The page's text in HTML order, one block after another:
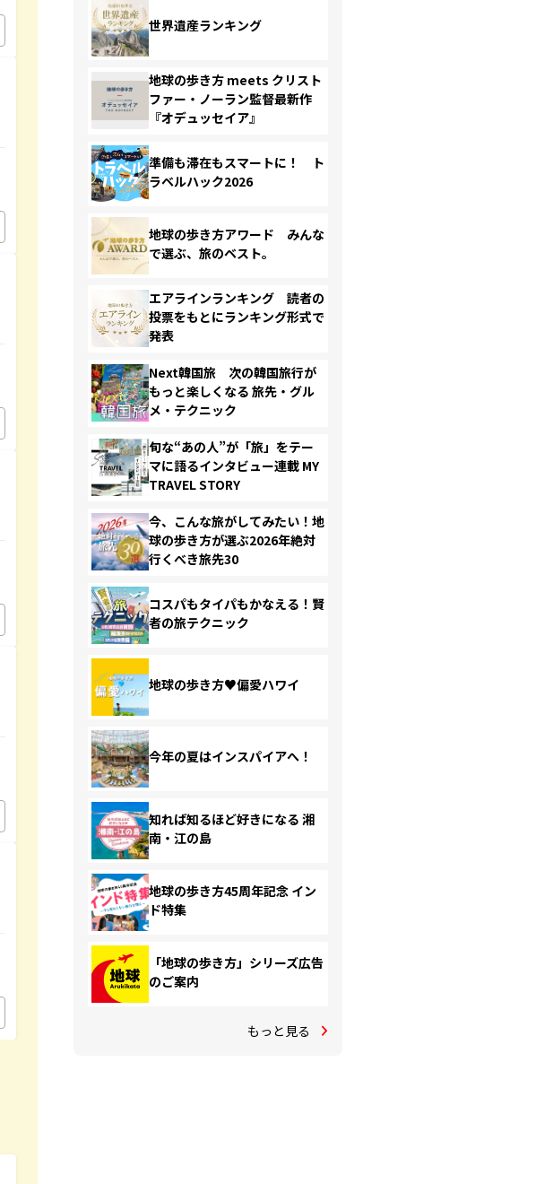
世界遺産ランキング
地球の歩き方 meets クリスト
ファー・ノーラン監督最新作
『オデュッセイア』
準備も滞在もスマートに！ ト
ラベルハック2026
地球の歩き方アワード みんな
で選ぶ、旅のベスト。
エアラインランキング 読者の
投票をもとにランキング形式で
発表
Next韓国旅 次の韓国旅行が
もっと楽しくなる 旅先・グル
メ・テクニック
旬な“あの人”が「旅」をテー
マに語るインタビュー連載 MY
TRAVEL STORY
今、こんな旅がしてみたい！地
球の歩き方が選ぶ2026年絶対
行くべき旅先30
コスパもタイパもかなえる！賢
者の旅テクニック
地球の歩き方♥偏愛ハワイ
今年の夏はインスパイアへ！
知れば知るほど好きになる 湘
南・江の島
地球の歩き方45周年記念 イン
ド特集
「地球の歩き方」シリーズ広告
のご案内
もっと見る